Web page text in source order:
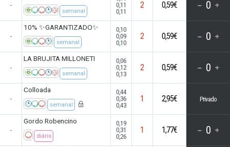
-
semanal
0,11
0,11
2 0,59€ 0
-
10% ✨GARANTIZADO✨
semanal
0,10
0,09
0,10
2 0,59€ 0
-
LA BRUJITA MILLONETI
semanal
0,06
0,12
0,13
2 0,59€ 0
-
Colloada
semanal
0,44
0,36
0,43
1 2,95€ Privado
-
Gordo Robencino
diário
0,19
0,31
0,26
1 1,77€ 0